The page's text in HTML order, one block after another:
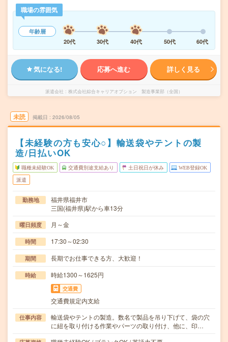
職場の雰囲気
年齢層
20代
30代 40代 50代 60代
気になる! 応募へ進む 詳しく見る
派遣会社 株式会社綜合キャリアオプション 製造事業部（全国）
未読 掲載日 2026/08/05
【未経験の方も安心○】輸送袋やテントの製
造/日払いOK
職種未経験OK 交通費別途支給あり 土日祝日が休み WEB登録OK
派遣
勤務地
福井県福井市
三国(福井県)駅から車13分
曜日頻度 月～金
時間 17:30～02:30
期間 長期でお仕事できる方、大歓迎！
時給 時給1300～1625円
交通費
交通費規定内支給
仕事内容
輸送袋やテントの製造。数名で製品を吊り下げて、袋の穴
に紐を取り付ける作業やパーツの取り付け、他に、印…